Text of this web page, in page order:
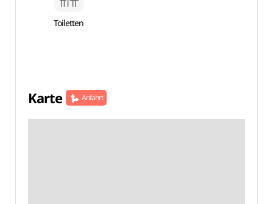
Toiletten
Karte Anfahrt